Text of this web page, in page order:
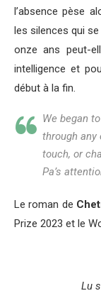
l’absence pèse
les silences qui
onze ans peut-
intelligence et
début à la fin.
We began
through any
touch, or
Pa’s
Le roman de
Prize 2023 et le
Lu